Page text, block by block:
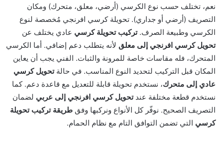
نعم، تختلف حسب نوع الكرسي (أرضي، معلق، متحرك) ومكان
التصريف (أرضي أو جداري). تحويلة كرسي افرنجي مُخصصة لنوع
الكرسي وطبيعة الصرف.تركيب تحويلة كرسي عادي يختلف عن
تحويل كرسي افرنجي إلى معلق لأنه يتطلب دعم إضافي. أما الكرسي
المتحرك، فله مقاسات خاصة للمرونة والثبات. الفني يجب أن يعاين
المكان قبل التركيب لتحديد النوع المناسب. في حالةتحويل كرسي
عادي إلى متحرك، نستخدم تحويلة قابلة للتعديل مع قاعدة دعم. كما
نستخدم قطعة مختلفة عندتحويل كرسي افرنجي إلى عربي لضمان
التصريف الصحيح. نوفّر كل الأنواع ونركبها وفق طريقة تركيب تحويلة
كرسي التي تضمن التوافق التام مع نظام الحمام.